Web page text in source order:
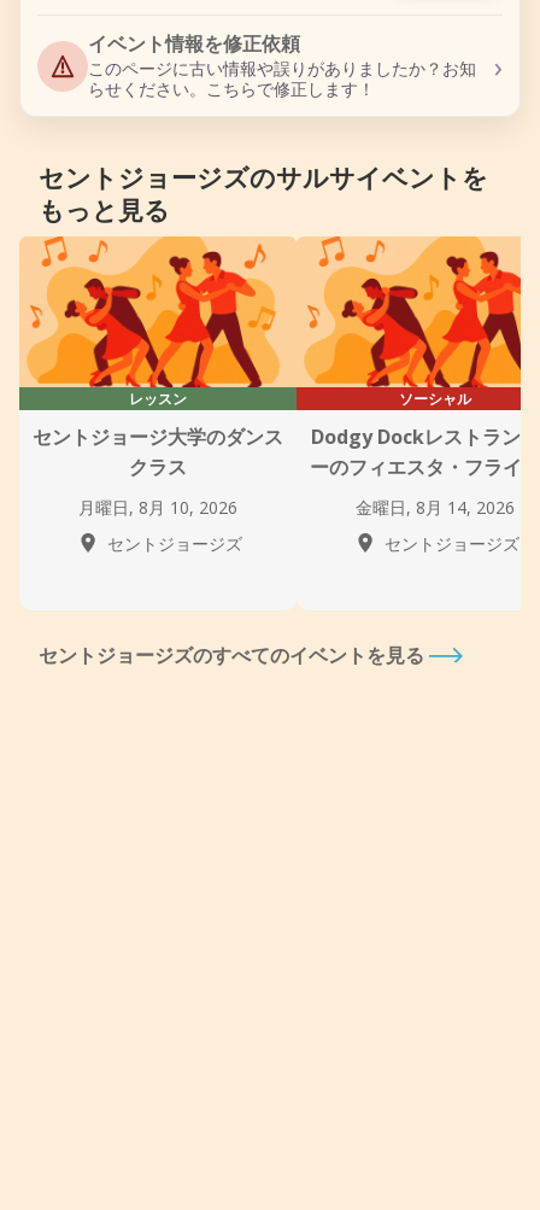
イベント情報を修正依頼
このページに古い情報や誤りがありましたか？お知
らせください。こちらで修正します！
›
セントジョージズのサルサイベントを
もっと見る
レッスン
セントジョージ大学のダンス
クラス
月曜日, 8月 10, 2026
セントジョージズ
ソーシャル
Dodgy Dockレストラン
ーのフィエスタ・フライ
金曜日, 8月 14, 2026
セントジョージズ
セントジョージズのすべてのイベントを見る